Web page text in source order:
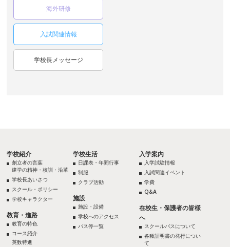
海外研修
入試関連情報
学校長メッセージ
学校紹介
創立者の言葉
建学の精神・校訓・沿革
学校長あいさつ
スクール・ポリシー
学校キャラクター
教育・進路
教育の特色
コース紹介
英数特進
学校生活
日課表・年間行事
制服
クラブ活動
施設
施設・設備
学校へのアクセス
バス停一覧
入学案内
入学試験情報
入試関連イベント
学費
Q&A
在校生・保護者の皆様
へ
スクールバスについて
各種証明書の発行につい
て